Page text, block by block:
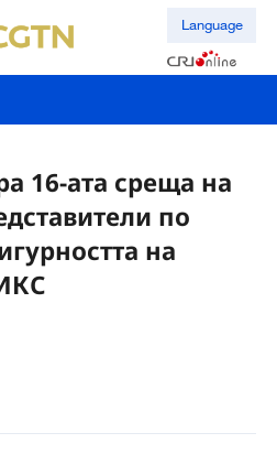
Language
16-ата среща на
по
на